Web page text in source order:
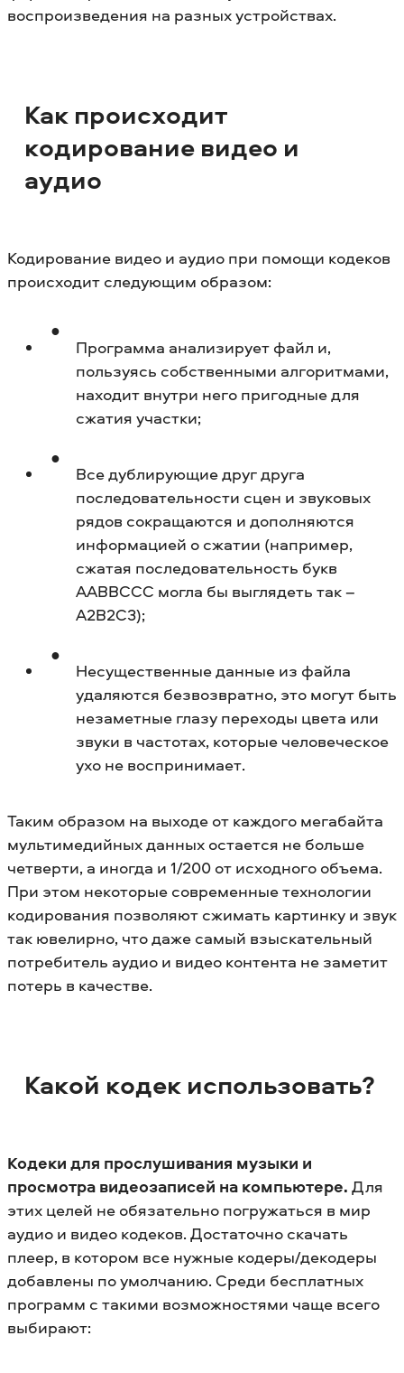
воспроизведения на разных устройствах.
Как происходит
кодирование видео и
аудио
Кодирование видео и аудио при помощи кодеков
происходит следующим образом:
Программа анализирует файл и,
пользуясь собственными алгоритмами,
находит внутри него пригодные для
сжатия участки;
Все дублирующие друг друга
последовательности сцен и звуковых
рядов сокращаются и дополняются
информацией о сжатии (например,
сжатая последовательность букв
AABBCCC могла бы выглядеть так –
A2B2C3);
Несущественные данные из файла
удаляются безвозвратно, это могут быть
незаметные глазу переходы цвета или
звуки в частотах, которые человеческое
ухо не воспринимает.
Таким образом на выходе от каждого мегабайта
мультимедийных данных остается не больше
четверти, а иногда и 1/200 от исходного объема.
При этом некоторые современные технологии
кодирования позволяют сжимать картинку и звук
так ювелирно, что даже самый взыскательный
потребитель аудио и видео контента не заметит
потерь в качестве.
Какой кодек использовать?
Кодеки для прослушивания музыки и
просмотра видеозаписей на компьютере. Для
этих целей не обязательно погружаться в мир
аудио и видео кодеков. Достаточно скачать
плеер, в котором все нужные кодеры/декодеры
добавлены по умолчанию. Среди бесплатных
программ с такими возможностями чаще всего
выбирают: